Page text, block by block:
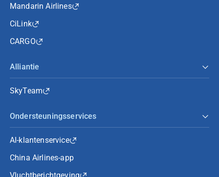
Mandarin Airlines
CiLink
CARGO
Alliantie
SkyTeam
Ondersteuningsservices
AI-klantenservice
China Airlines-app